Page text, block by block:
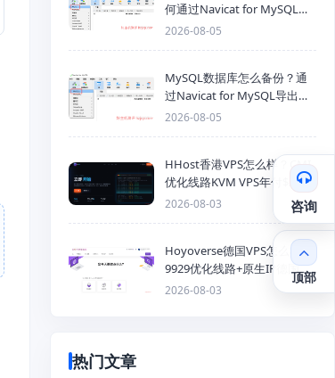
何通过Navicat for MySQL导
入SQL备份文件
2026-08-05
MySQL数据库怎么备份？通
过Navicat for MySQL导出
Mysql数据库为SQL格式备份
2026-08-05
HHost香港VPS怎么样？CMI
优化线路KVM VPS年付$25
起，4GB内存优惠套餐
2026-08-03
Hoyoverse德国VPS怎么样？
9929优化线路+原生IP德国
KVM VPS推荐
2026-08-03
热门文章
咨询
顶部